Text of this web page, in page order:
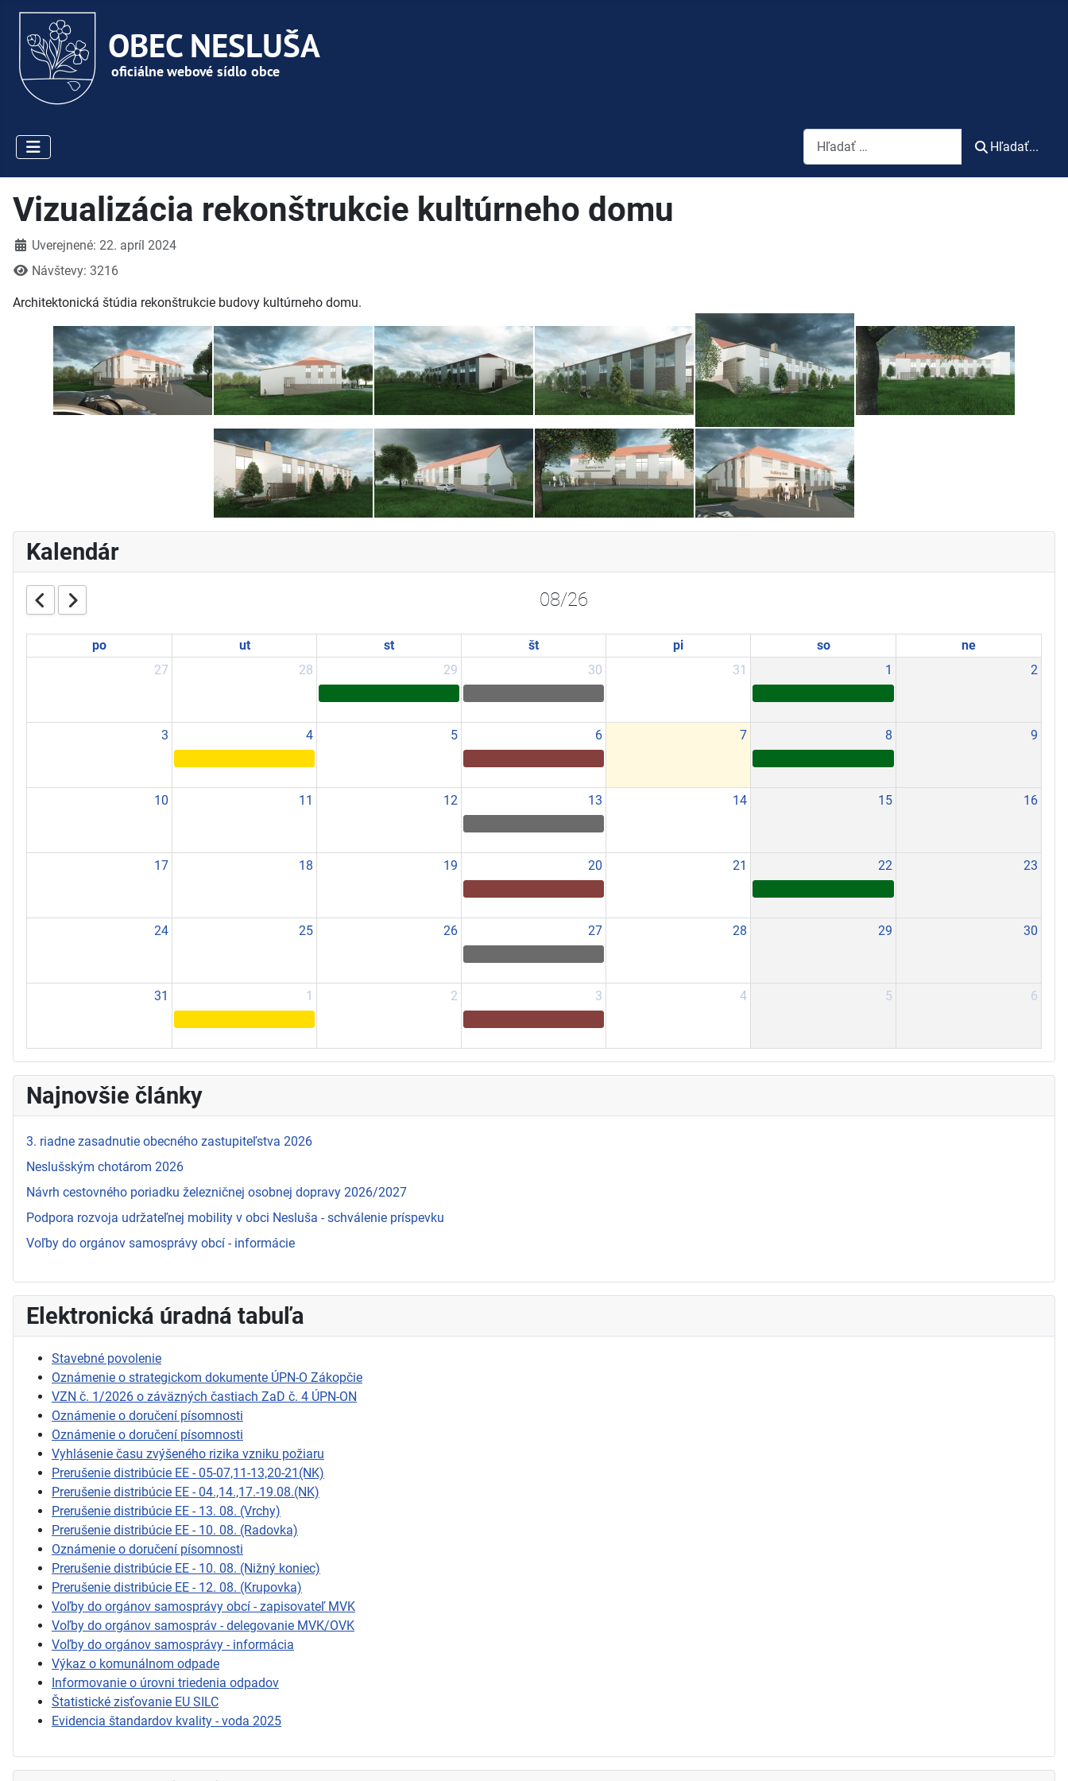
Vyhľadávanie
Hľadať...
Vizualizácia rekonštrukcie kultúrneho domu
DetailyUverejnené: 22. apríl 2024
Návštevy: 3216
Architektonická štúdia rekonštrukcie budovy kultúrneho domu.
Kalendár
08/26
po ut st št pi so
ne
27
28 29 30 31 1 2
3 4 5 6 7 8 9
10 11 12 13 14 15 16
17 18 19 20 21 22 23
24 25 26 27 28 29 30
31 1 2 3 4 5 6
Najnovšie články
3. riadne zasadnutie obecného zastupiteľstva 2026
Neslušským chotárom 2026
Návrh cestovného poriadku železničnej osobnej dopravy 2026/2027
Podpora rozvoja udržateľnej mobility v obci Nesluša - schválenie príspevku
Voľby do orgánov samosprávy obcí - informácie
Elektronická úradná tabuľa
Stavebné povolenie
Oznámenie o strategickom dokumente ÚPN-O Zákopčie
VZN č. 1/2026 o záväzných častiach ZaD č. 4 ÚPN-ON
Oznámenie o doručení písomnosti
Oznámenie o doručení písomnosti
Vyhlásenie času zvýšeného rizika vzniku požiaru
Prerušenie distribúcie EE - 05-07,11-13,20-21(NK)
Prerušenie distribúcie EE - 04.,14.,17.-19.08.(NK)
Prerušenie distribúcie EE - 13. 08. (Vrchy)
Prerušenie distribúcie EE - 10. 08. (Radovka)
Oznámenie o doručení písomnosti
Prerušenie distribúcie EE - 10. 08. (Nižný koniec)
Prerušenie distribúcie EE - 12. 08. (Krupovka)
Voľby do orgánov samosprávy obcí - zapisovateľ MVK
Voľby do orgánov samospráv - delegovanie MVK/OVK
Voľby do orgánov samosprávy - informácia
Výkaz o komunálnom odpade
Informovanie o úrovni triedenia odpadov
Štatistické zisťovanie EU SILC
Evidencia štandardov kvality - voda 2025